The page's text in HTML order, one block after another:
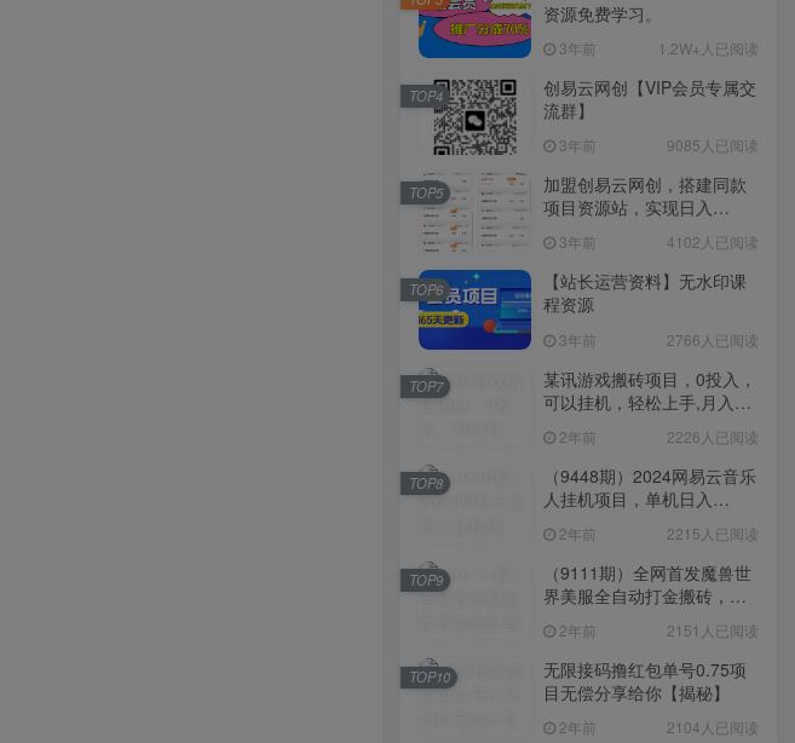
资源免费学习。
3年前 1.2W+人已阅读
创易云网创【VIP会员专属交
流群】
3年前 9085人已阅读
TOP4
加盟创易云网创，搭建同款
项目资源站，实现日入
3年前 4102人已阅读
TOP5
【站长运营资料】无水印课
程资源
3年前 2766人已阅读
TOP6
某讯游戏搬砖项目，0投入，
可以挂机，轻松上手,月入
2年前 2226人已阅读
TOP7
（9448期）2024网易云音乐
人挂机项目，单机日入
2年前 2215人已阅读
TOP8
（9111期）全网首发魔兽世
界美服全自动打金搬砖，日
姆级教学
2年前 2151人已阅读
TOP9
无限接码撸红包单号0.75项
目无偿分享给你【揭秘】
2年前 2104人已阅读
TOP10